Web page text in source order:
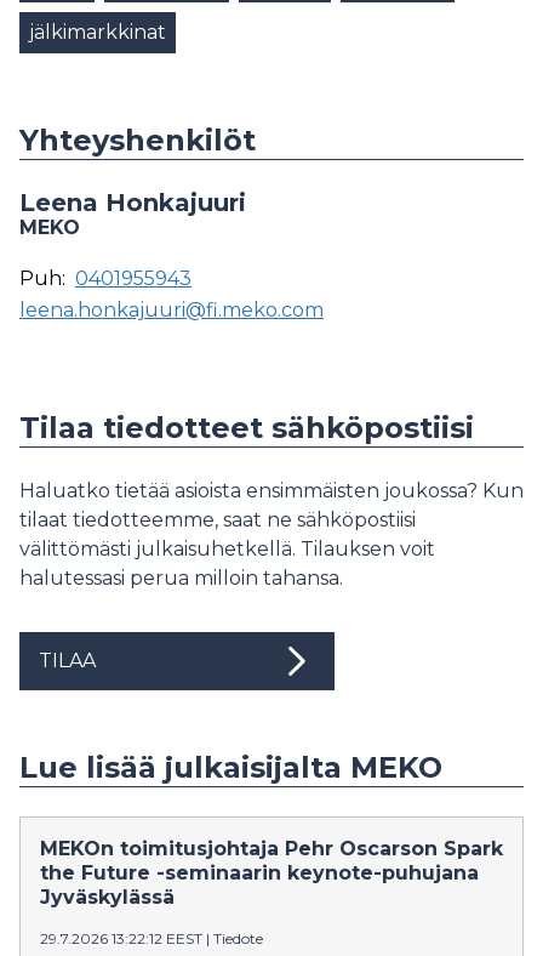
jälkimarkkinat
Yhteyshenkilöt
Leena Honkajuuri
MEKO
Puh: 0401955943
leena.honkajuuri@fi.meko.com
Tilaa tiedotteet sähköpostiisi
Haluatko tietää asioista ensimmäisten joukossa? Kun
tilaat tiedotteemme, saat ne sähköpostiisi
välittömästi julkaisuhetkellä. Tilauksen voit
halutessasi perua milloin tahansa.
TILAA
Lue lisää julkaisijalta MEKO
MEKOn toimitusjohtaja Pehr Oscarson Spark
the Future -seminaarin keynote-puhujana
Jyväskylässä
29.7.2026 13:22:12 EEST | Tiedote